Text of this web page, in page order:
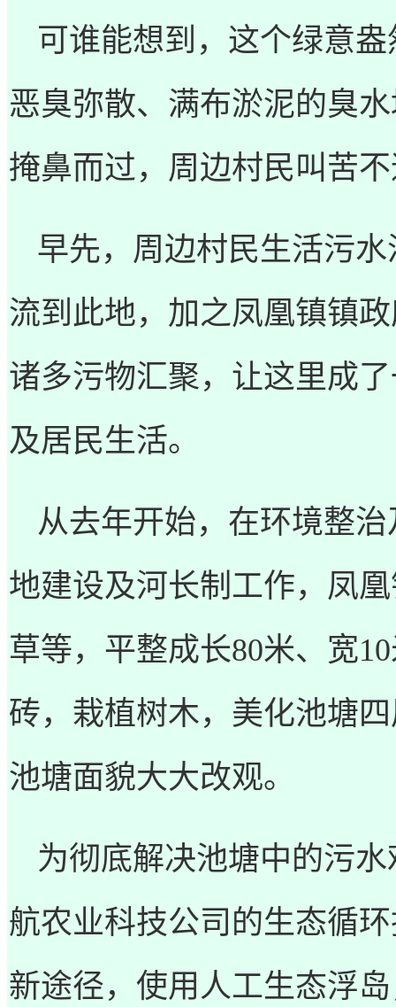
可谁能想到，这个绿意
恶臭弥散、满布淤泥的臭
掩鼻而过，周边村民叫苦
早先，周边村民生活污
流到此地，加之凤凰镇镇
诸多污物汇聚，让这里成
及居民生活。
从去年开始，在环境整
地建设及河长制工作，凤
草等，平整成长80米、宽10
砖，栽植树木，美化池塘
池塘面貌大大改观。
为彻底解决池塘中的污
航农业科技公司的生态循
新途径，使用人工生态浮